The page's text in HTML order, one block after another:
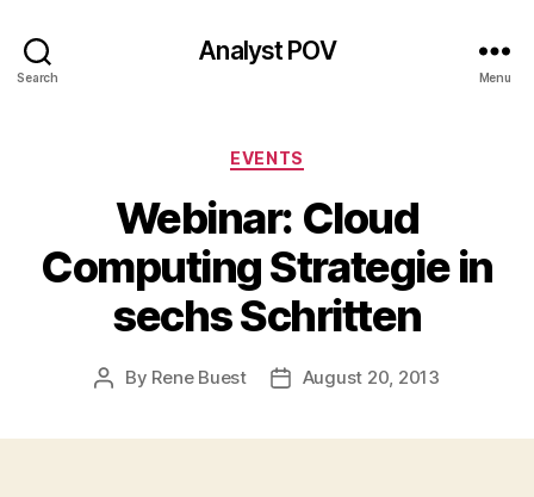
Search
Analyst POV
Menu
Categories
EVENTS
Webinar: Cloud
Computing Strategie in
sechs Schritten
Post
By Rene Buest
PostAugust 20, 2013